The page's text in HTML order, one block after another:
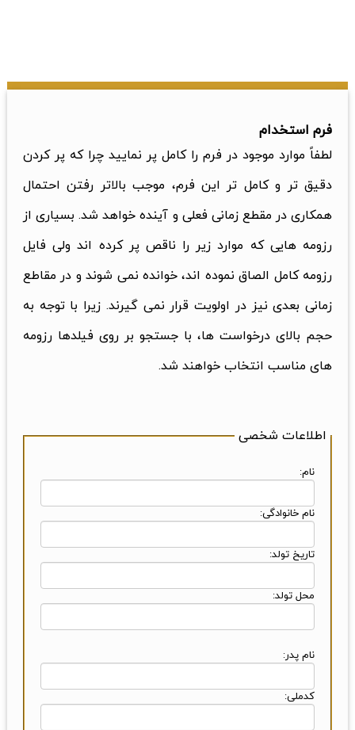
فرم استخدام
لطفاً موارد موجود در فرم را کامل پر نمایید چرا که پر کردن
دقیق تر و کامل تر این فرم، موجب بالاتر رفتن احتمال
همکاری در مقطع زمانی فعلی و آینده خواهد شد. بسیاری از
رزومه هایی که موارد زیر را ناقص پر کرده اند ولی فایل
رزومه کامل الصاق نموده اند، خوانده نمی شوند و در مقاطع
زمانی بعدی نیز در اولویت قرار نمی گیرند. زیرا با توجه به
حجم بالای درخواست ها، با جستجو بر روی فیلدها رزومه
های مناسب انتخاب خواهند شد.
اطلاعات شخصی
نام:
نام خانوادگی:
تاریخ تولد:
محل تولد:
نام پدر:
کدملی: